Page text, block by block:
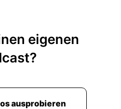
eigenen
ausprobieren